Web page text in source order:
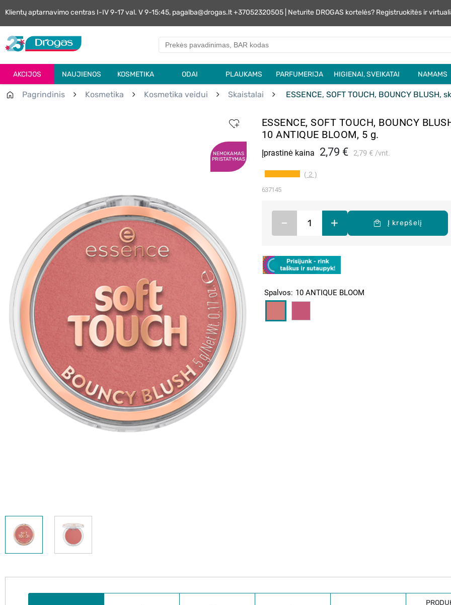
Klientų aptarnavimo centras I-IV 9-17 val. V 9-15:45, pagalba@drogas.lt +37052320505 | Neturite DROGAS kortelės? Registruokitės ir
AKCIJOS NAUJIENOS KOSMETIKA ODAI PLAUKAMS PARFUMERIJA HIGIENAI, SVEIKATAI NAMAMS
Pagrindinis Kosmetika Kosmetika veidui Skaistalai ESSENCE, SOFT TOUCH, BOUNCY BLUSH,
NEMOKAMAS
PRISTATYMAS
ESSENCE, SOFT TOUCH, BOUNCY
10 ANTIQUE BLOOM, 5 g.
Įprastinė kaina 2,79 € 2,79 € vnt.
( 2 )
637145
Spalvos 10 ANTIQUE BLOOM
– + Į krepšelį